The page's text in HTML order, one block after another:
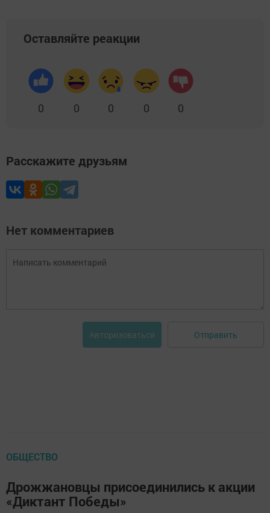
Оставляйте реакции
0 0 0 0 0
Расскажите друзьям
Нет комментариев
Авторизоваться Отправить
ОБЩЕСТВО
Дрожжановцы присоединились к акции
«Диктант Победы»